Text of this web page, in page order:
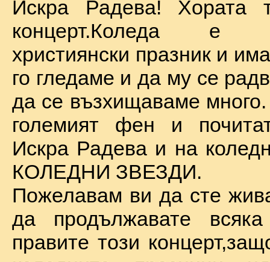
Искра Радева! Хората
концерт.Коледа е
християнски празник и
го гледаме и да му се
да се възхищаваме
големият фен и
Искра Радева и на
КОЛЕДНИ ЗВЕЗДИ.
Пожелавам ви да сте
да продължавате
правите този